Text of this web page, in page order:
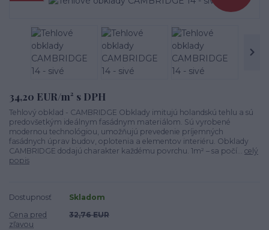
34,20 EUR/m² s DPH
Tehlový obklad - CAMBRIDGE Obklady imitujú holandskú tehlu a sú
predovšetkým ideálnym fasádnym materiálom. Sú vyrobené
modernou technológiou, umožňujú prevedenie príjemných
fasádnych úprav budov, oplotenia a elementov interiéru. Obklady
CAMBRIDGE dodajú charakter každému povrchu. 1m² – sa počí... celý
popis
Dostupnosť
Skladom
Cena pred
zľavou
32,76 EUR